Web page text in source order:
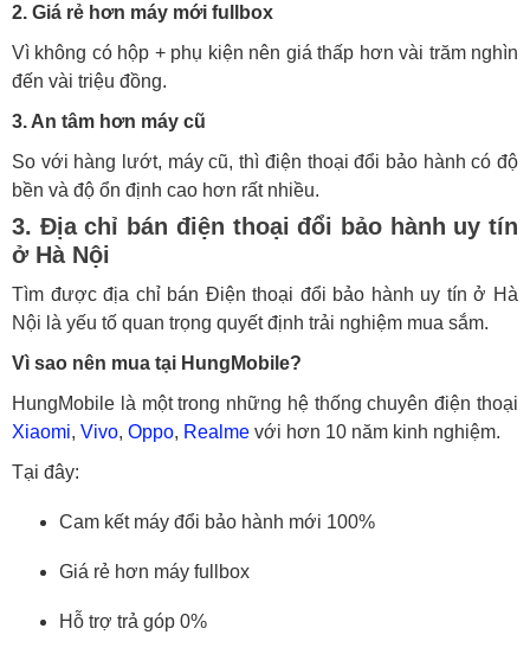
2. Giá rẻ hơn máy mới fullbox
Vì không có hộp + phụ kiện nên giá thấp hơn vài trăm nghìn
đến vài triệu đồng.
3. An tâm hơn máy cũ
So với hàng lướt, máy cũ, thì điện thoại đổi bảo hành có độ
bền và độ ổn định cao hơn rất nhiều.
3. Địa chỉ bán điện thoại đổi bảo hành uy tín
ở Hà Nội
Tìm được địa chỉ bán Điện thoại đổi bảo hành uy tín ở Hà
Nội là yếu tố quan trọng quyết định trải nghiệm mua sắm.
Vì sao nên mua tại HungMobile?
HungMobile là một trong những hệ thống chuyên điện thoại
Xiaomi, Vivo, Oppo, Realme với hơn 10 năm kinh nghiệm.
Tại đây:
Cam kết máy đổi bảo hành mới 100%
Giá rẻ hơn máy fullbox
Hỗ trợ trả góp 0%